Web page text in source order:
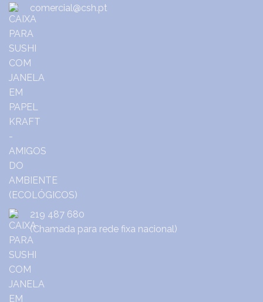
comercial@csh.pt
219 487 680
(Chamada para rede fixa nacional)